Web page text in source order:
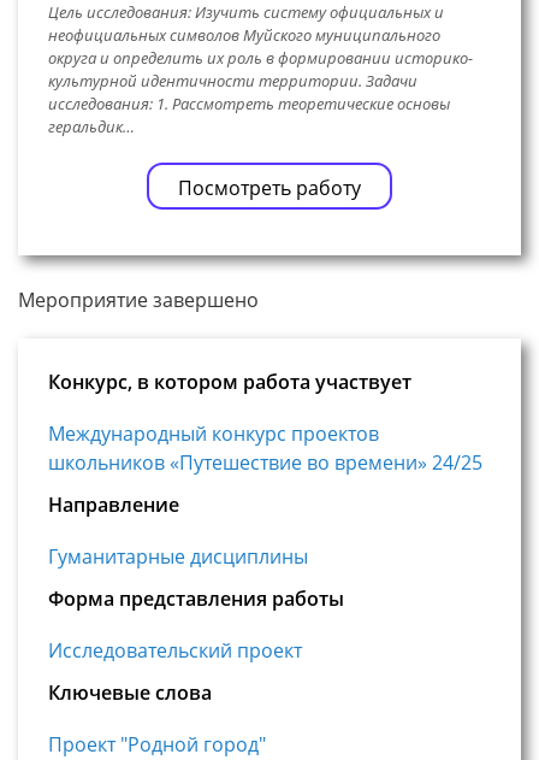
Цель исследования: Изучить систему официальных и
неофициальных символов Муйского муниципального
округа и определить их роль в формировании историко-
культурной идентичности территории. Задачи
исследования: 1. Рассмотреть теоретические основы
геральдик…
Посмотреть работу
Мероприятие завершено
Конкурс, в котором работа участвует
Международный конкурс проектов
школьников «Путешествие во времени» 24/25
Направление
Гуманитарные дисциплины
Форма представления работы
Исследовательский проект
Ключевые слова
Проект "Родной город"